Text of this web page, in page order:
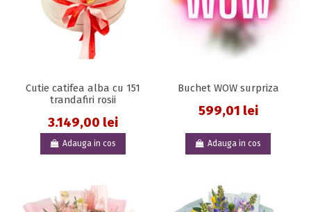
Cutie catifea alba cu 151
trandafiri rosii
3.149,00 lei
Adauga in cos
Buchet WOW surpriza
599,01 lei
Adauga in cos